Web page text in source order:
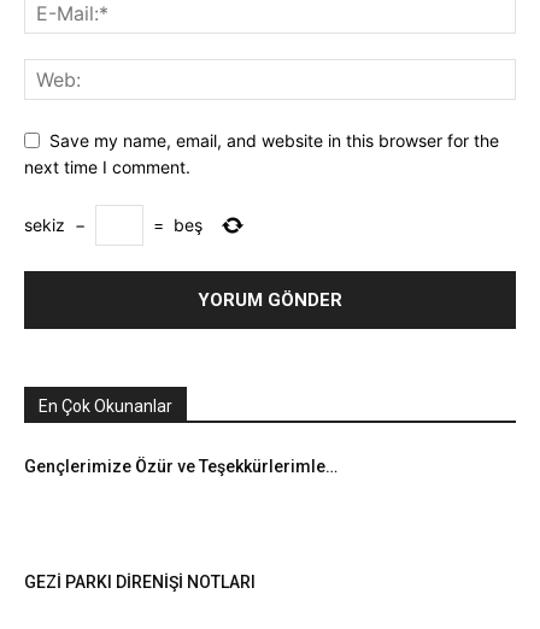
Save my name, email, and website in this browser for the
next time I comment.
sekiz − = beş
En Çok Okunanlar
Gençlerimize Özür ve Teşekkürlerimle…
GEZİ PARKI DİRENİŞİ NOTLARI